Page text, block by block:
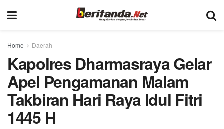
Home Daerah
Kapolres Dharmasraya Gelar
Apel Pengamanan Malam
Takbiran Hari Raya Idul Fitri
1445 H